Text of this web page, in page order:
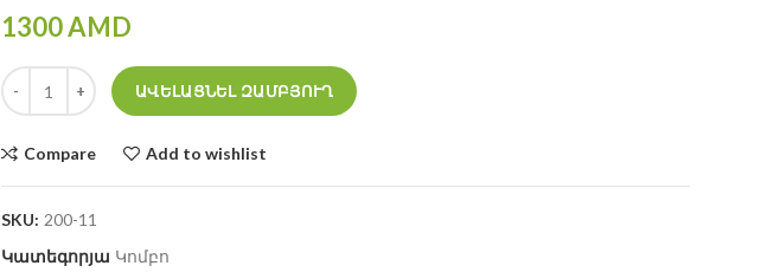
1300AMD
Կոմբո 3 մսային quantity
ԱՎԵԼԱՑՆԵԼ ԶԱՄԲՅՈՒՂ
Compare Add to wishlist
SKU: 200-11
Կատեգորյա Կոմբո